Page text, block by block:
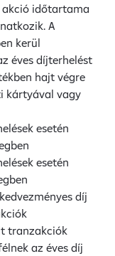
akció időtartama
A
kerül
éves díjterhelést
hajt végre
kártyával vagy
esetén
esetén
díj
tranzakciók
az éves díj